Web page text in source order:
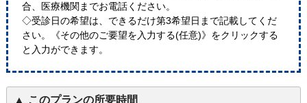
合、医療機関までお電話ください。
◇受診日の希望は、できるだけ第3希望日まで記載してくだ
さい。《その他のご要望を入力する(任意)》をクリックする
と入力ができます。
このプランの所要時間